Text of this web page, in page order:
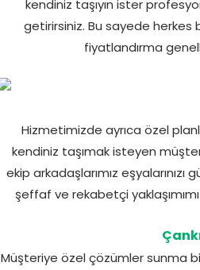
kendiniz taşıyın ister
getirirsiniz. Bu sayede herkes
fiyatlandırma
Hizmetimizde ayrıca özel
kendiniz taşımak isteyen
ekip arkadaşlarımız eşyalarınızı
şeffaf ve rekabetçi
Müşteriye özel çözümler sunma